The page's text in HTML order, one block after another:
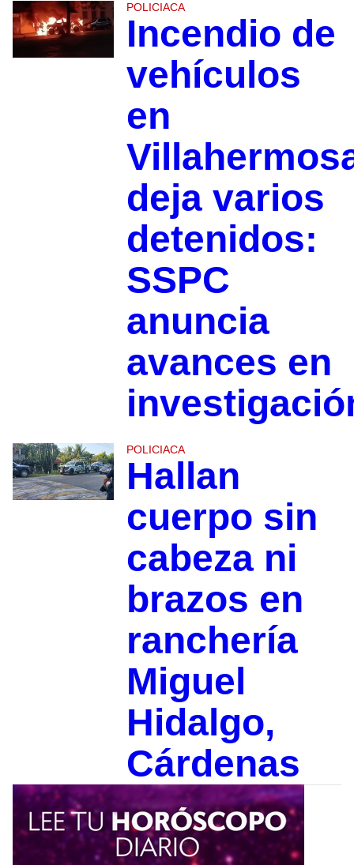
POLICIACA
Incendio de
vehículos
en
deja varios
detenidos:
SSPC
anuncia
avances en
POLICIACA
Hallan
cuerpo sin
cabeza ni
brazos en
ranchería
Miguel
Hidalgo,
Cárdenas